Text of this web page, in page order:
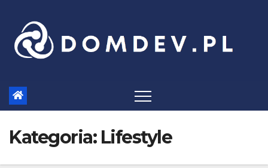
content
Kategoria: Lifestyle